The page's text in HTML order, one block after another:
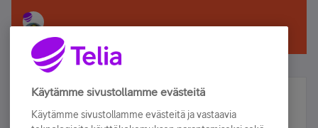
Älä jää paitsi – osallistu ja voita!
Käytämme sivustollamme evästeitä
Käytämme sivustollamme evästeitä ja vastaavia